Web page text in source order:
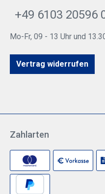
+49 6103 20596
Mo-Fr, 09 - 13 Uhr und
Vertrag widerrufen
Zahlarten